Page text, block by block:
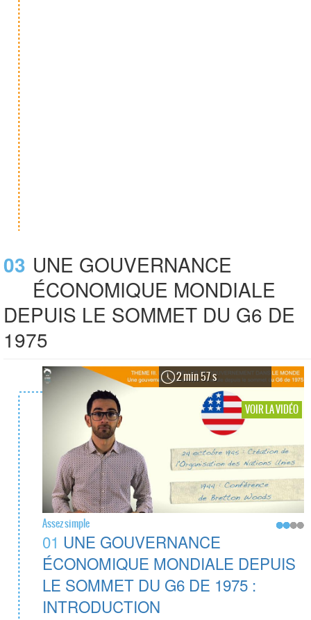
03 UNE GOUVERNANCE
ÉCONOMIQUE MONDIALE
DEPUIS LE SOMMET DU G6 DE
1975
2 min 57 s
VOIR LA VIDÉO
Assez simple
01 UNE GOUVERNANCE
ÉCONOMIQUE MONDIALE DEPUIS
LE SOMMET DU G6 DE 1975 :
INTRODUCTION